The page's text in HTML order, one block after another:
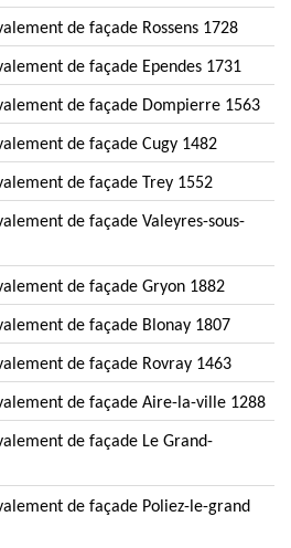
de façade Rossens 1728
de façade Ependes 1731
de façade Dompierre 1563
de façade Cugy 1482
de façade Trey 1552
de façade Valeyres-sous-
de façade Gryon 1882
de façade Blonay 1807
de façade Rovray 1463
de façade Aire-la-ville 1288
de façade Le Grand-
de façade Poliez-le-grand